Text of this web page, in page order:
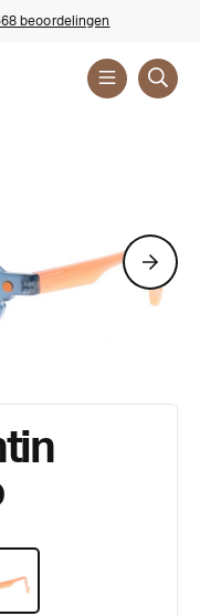
beoordelingen